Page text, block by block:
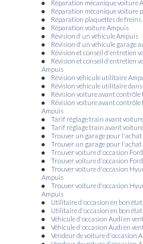
Réparation mécanique voiture
Réparation mécanique voiture
Réparation plaquettes de
Réparation voiture Ampuis
Révision d'un véhicule Ampuis
Révision d'un véhicule garage
Révision et conseil d'entretien
Révision et conseil d'entretien
Ampuis
Révision véhicule utilitaire
Révision véhicule utilitaire
Révision voiture avant contrôle
Révision voiture avant
Ampuis
Tarif réglage train avant
Tarif réglage train avant
Trouver un garage pour l'achat
Trouver un garage pour l'achat
Trouver voiture d'occasion
Trouver voiture d'occasion
Trouver voiture d'occasion
Ampuis
Trouver voiture d'occasion
Ampuis
Utilitaire d'occasion en bon
Utilitaire d'occasion en bon
Véhicule d'occasion Audi en
Véhicule d'occasion Audi en
Vendeur de voiture d'occasion